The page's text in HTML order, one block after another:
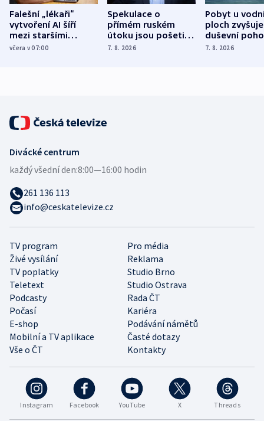
Falešní „lékaři“
vytvoření AI šíří
mezi staršími
Poláky nebezpečné
včera v 07:00
Spekulace o
přímém ruském
útoku jsou pošetilé,
míní estonský
7. 8. 2026
Pobyt u
ploch zvyšuje
duševní
ukázala
7. 8. 2026
Instagram Facebook YouTube X Threads
TV program
Pro média
Živé vysílání
Reklama
TV poplatky
Studio Brno
Teletext
Studio Ostrava
Podcasty
Rada ČT
Počasí
Kariéra
E-shop
Podávání námětů
Mobilní a TV aplikace
Časté dotazy
Vše o ČT
Kontakty
Divácké centrum
každý všední den:8:00—16:00 hodin
261 136 113
info@ceskatelevize.cz